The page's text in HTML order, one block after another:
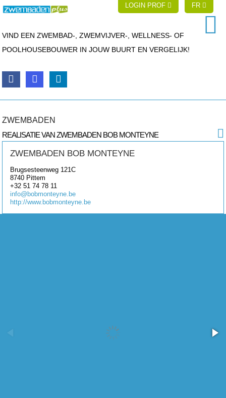
LOGIN PROF FR
VIND EEN ZWEMBAD-, ZWEMVIJVER-, WELLNESS- OF
POOLHOUSEBOUWER IN JOUW BUURT EN VERGELIJK!
ZWEMBADEN
REALISATIE VAN ZWEMBADEN BOB MONTEYNE
ZWEMBADEN BOB MONTEYNE
Brugsesteenweg 121C
8740 Pittem
+32 51 74 78 11
info@bobmonteyne.be
http://www.bobmonteyne.be